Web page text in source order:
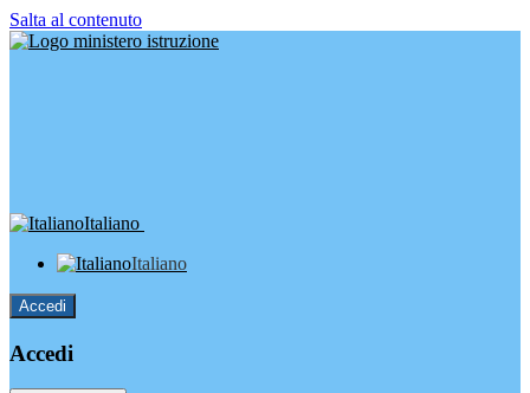
Salta al contenuto
Italiano
Italiano
Accedi
Accedi